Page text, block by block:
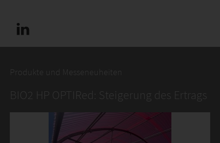
Produkte und Messeneuheiten
BIO2 HP OPTIRed: Steigerung des Ertrags